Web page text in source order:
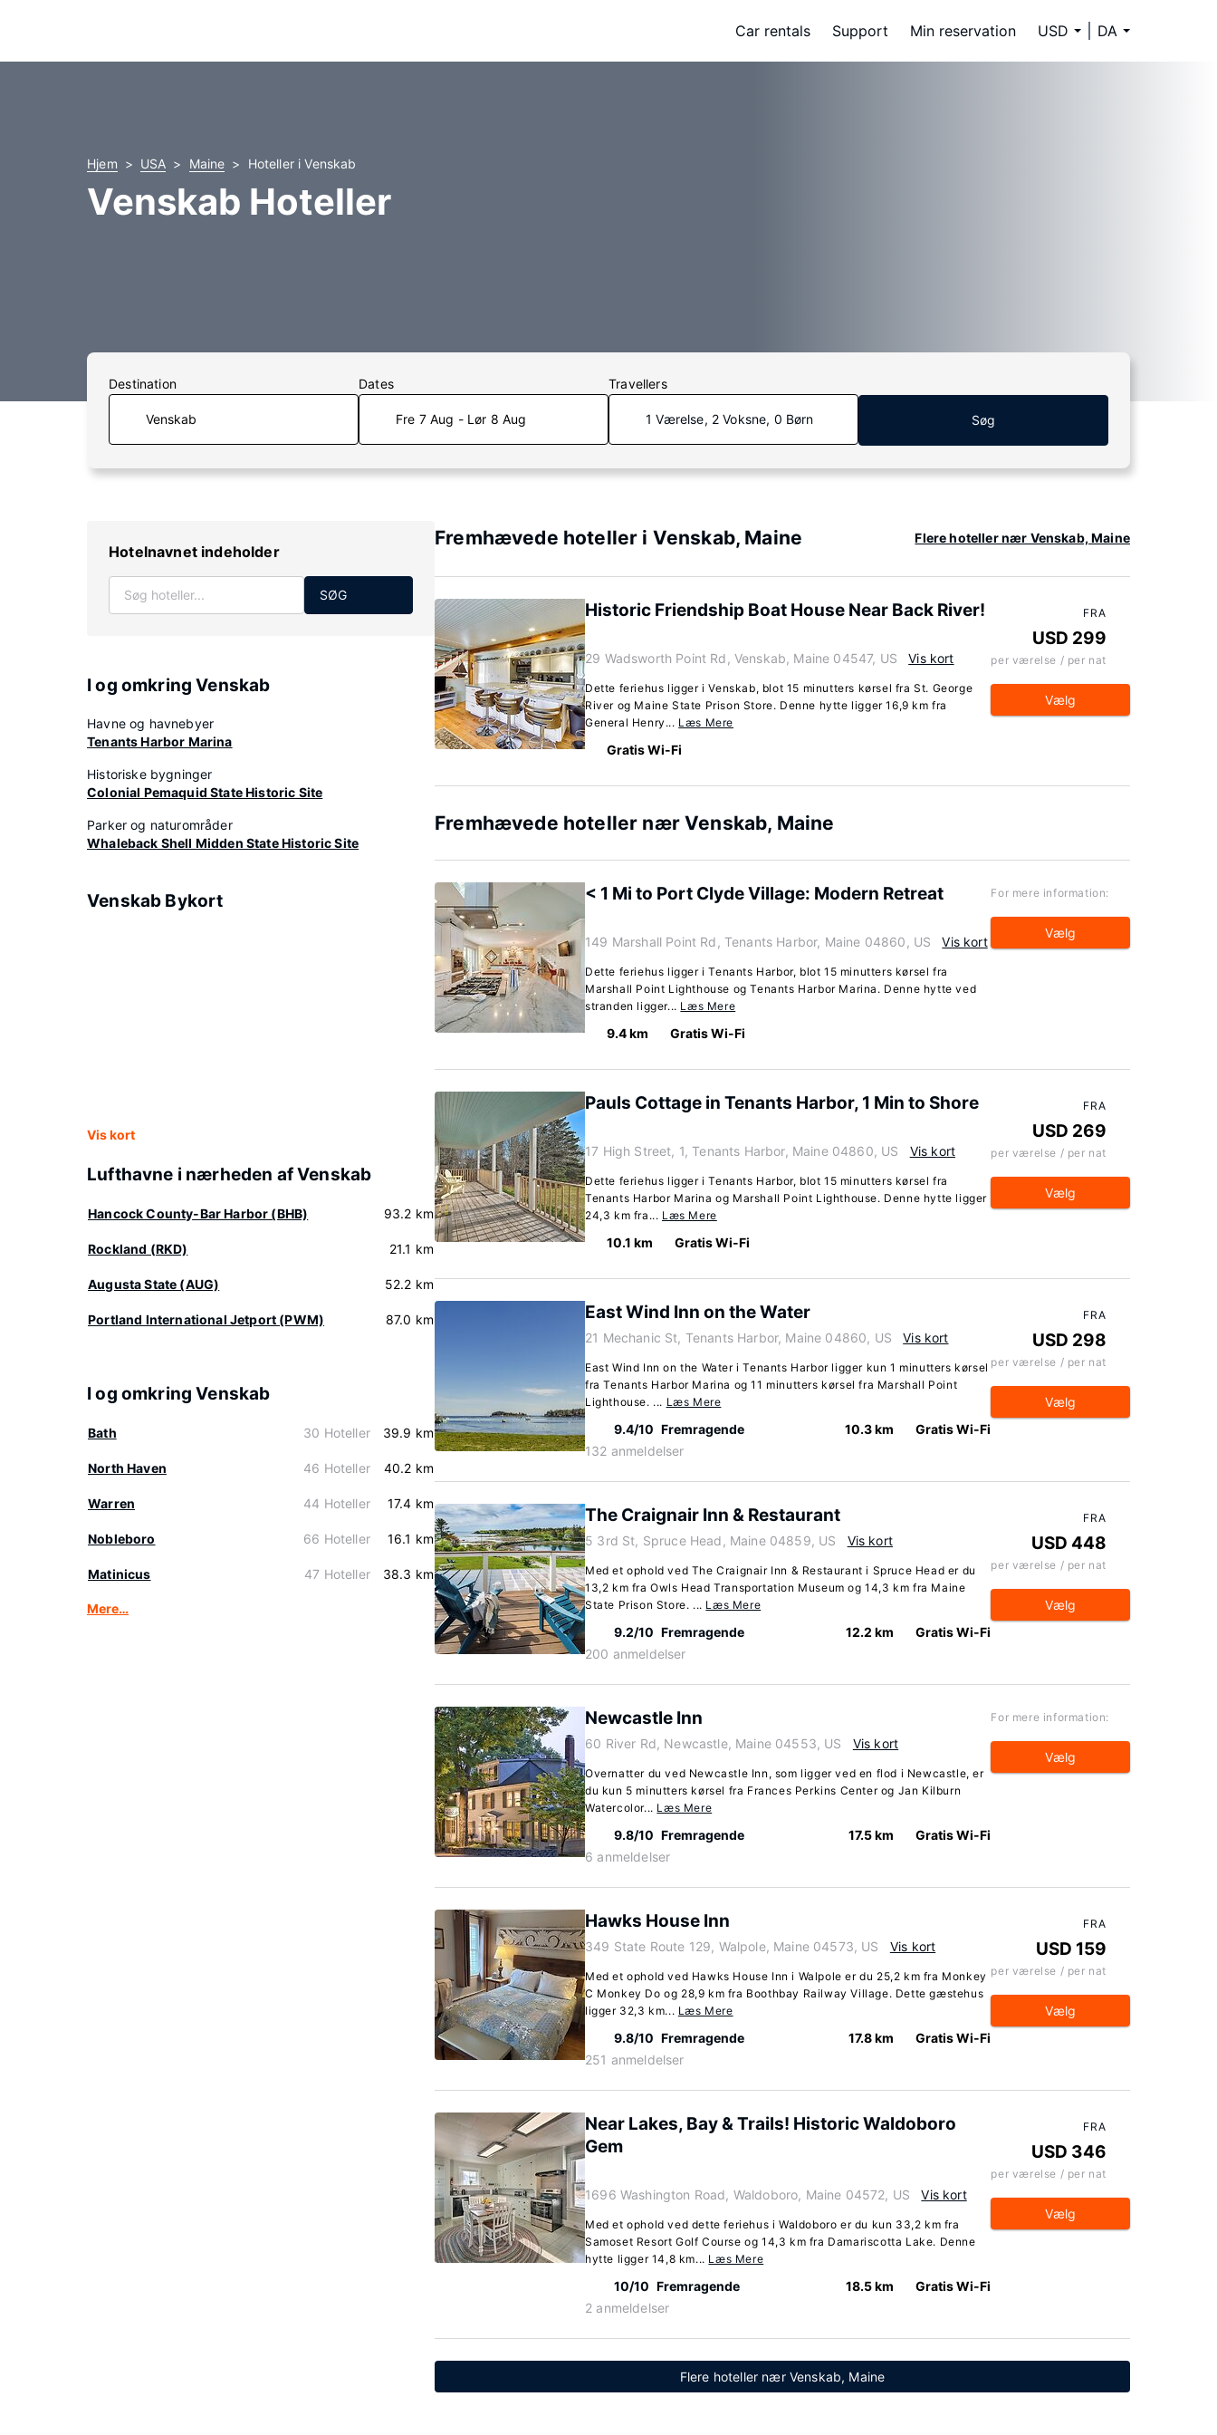
Car rentals Support Min reservation USD DA
Hjem USA Maine Hoteller i Venskab
Venskab Hoteller
Destination Dates
Fre 7 Aug - Lør 8 Aug
Travellers
1 Værelse, 2 Voksne, 0 Børn Søg
Hotelnavnet indeholder
SØG
I og omkring Venskab
Havne og havnebyer
Tenants Harbor Marina
Historiske bygninger
Colonial Pemaquid State Historic Site
Parker og naturområder
Whaleback Shell Midden State Historic Site
Venskab Bykort
Vis kort
Lufthavne i nærheden af Venskab
Hancock County-Bar Harbor (BHB) 93.2 km
Rockland (RKD) 21.1 km
Augusta State (AUG) 52.2 km
Portland International Jetport (PWM) 87.0 km
I og omkring Venskab
Bath 30 Hoteller 39.9 km
North Haven 46 Hoteller 40.2 km
Warren 44 Hoteller 17.4 km
Nobleboro 66 Hoteller 16.1 km
Matinicus 47 Hoteller 38.3 km
Mere…
Fremhævede hoteller i Venskab, Maine Flere hoteller nær Venskab, Maine
Historic Friendship Boat House Near Back River!
29 Wadsworth Point Rd, Venskab, Maine 04547, US Vis kort
Dette feriehus ligger i Venskab, blot 15 minutters kørsel fra St. George
River og Maine State Prison Store. Denne hytte ligger 16,9 km fra
General Henry... Læs Mere
Gratis Wi-Fi
FRA
USD 299
per værelse / per nat
Vælg
Fremhævede hoteller nær Venskab, Maine
< 1 Mi to Port Clyde Village: Modern Retreat
149 Marshall Point Rd, Tenants Harbor, Maine 04860, US Vis kort
Dette feriehus ligger i Tenants Harbor, blot 15 minutters kørsel fra
Marshall Point Lighthouse og Tenants Harbor Marina. Denne hytte ved
stranden ligger... Læs Mere
9.4 km Gratis Wi-Fi
For mere information:
Vælg
Pauls Cottage in Tenants Harbor, 1 Min to Shore
17 High Street, 1, Tenants Harbor, Maine 04860, US Vis kort
Dette feriehus ligger i Tenants Harbor, blot 15 minutters kørsel fra
Tenants Harbor Marina og Marshall Point Lighthouse. Denne hytte ligger
24,3 km fra... Læs Mere
10.1 km Gratis Wi-Fi
FRA
USD 269
per værelse / per nat
Vælg
East Wind Inn on the Water
21 Mechanic St, Tenants Harbor, Maine 04860, US Vis kort
East Wind Inn on the Water i Tenants Harbor ligger kun 1 minutters kørsel
fra Tenants Harbor Marina og 11 minutters kørsel fra Marshall Point
Lighthouse. ... Læs Mere
9.4/10 Fremragende
132 anmeldelser
10.3 km Gratis Wi-Fi
FRA
USD 298
per værelse / per nat
Vælg
The Craignair Inn & Restaurant
5 3rd St, Spruce Head, Maine 04859, US Vis kort
Med et ophold ved The Craignair Inn & Restaurant i Spruce Head er du
13,2 km fra Owls Head Transportation Museum og 14,3 km fra Maine
State Prison Store. ... Læs Mere
9.2/10 Fremragende
200 anmeldelser
12.2 km Gratis Wi-Fi
FRA
USD 448
per værelse / per nat
Vælg
Newcastle Inn
60 River Rd, Newcastle, Maine 04553, US Vis kort
Overnatter du ved Newcastle Inn, som ligger ved en flod i Newcastle, er
du kun 5 minutters kørsel fra Frances Perkins Center og Jan Kilburn
Watercolor... Læs Mere
9.8/10 Fremragende
6 anmeldelser
17.5 km Gratis Wi-Fi
For mere information:
Vælg
Hawks House Inn
349 State Route 129, Walpole, Maine 04573, US Vis kort
Med et ophold ved Hawks House Inn i Walpole er du 25,2 km fra Monkey
C Monkey Do og 28,9 km fra Boothbay Railway Village. Dette gæstehus
ligger 32,3 km... Læs Mere
9.8/10 Fremragende
251 anmeldelser
17.8 km Gratis Wi-Fi
FRA
USD 159
per værelse / per nat
Vælg
Near Lakes, Bay & Trails! Historic Waldoboro
Gem
1696 Washington Road, Waldoboro, Maine 04572, US Vis kort
Med et ophold ved dette feriehus i Waldoboro er du kun 33,2 km fra
Samoset Resort Golf Course og 14,3 km fra Damariscotta Lake. Denne
hytte ligger 14,8 km... Læs Mere
10/10 Fremragende
2 anmeldelser
18.5 km Gratis Wi-Fi
FRA
USD 346
per værelse / per nat
Vælg
Flere hoteller nær Venskab, Maine